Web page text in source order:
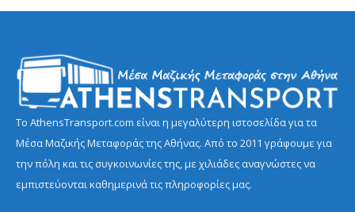
Το AthensTransport.com είναι η μεγαλύτερη ιστοσελίδα για τα
Μέσα Μαζικής Μεταφοράς της Αθήνας. Από το 2011 γράφουμε για
την πόλη και τις συγκοινωνίες της, με χιλιάδες αναγνώστες να
εμπιστεύονται καθημερινά τις πληροφορίες μας.